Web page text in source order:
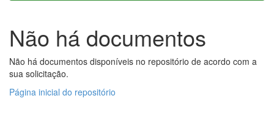
Não há documentos
Não há documentos disponíveis no repositório de acordo com a
sua solicitação.
Página inicial do repositório